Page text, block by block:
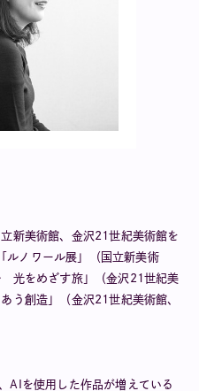
新美術館、金沢21世紀美術館を
ルノワール展」（国立新美術
光をめざす旅」（金沢21世紀美
創造」（金沢21世紀美術館、
AIを使用した作品が増えている